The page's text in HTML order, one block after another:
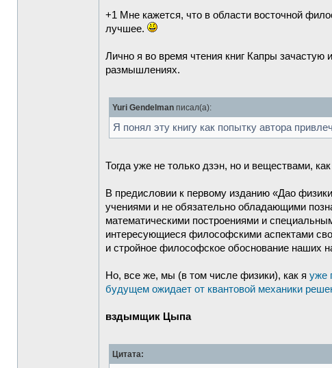
+1 Мне кажется, что в области восточной
лучшее.
Лично я во время чтения книг Капры
размышлениях.
Yuri Gendelman писал(а):
Я понял эту книгу как попытку автора
Тогда уже не только дзэн, но и веществами,
В предисловии к первому изданию «Дао
учениями и не обязательно обладающими
математическими построениями и
интересующиеся философскими аспектами
и стройное философское обоснование наших
Но, все же, мы (в том числе физики), как я уже
будущем ожидает от квантовой механики
вздымщик Цыпа
Цитата: